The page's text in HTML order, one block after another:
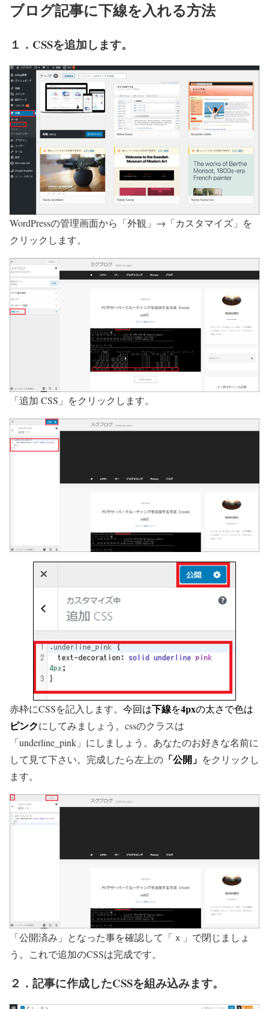
ブログ記事に下線を入れる方法
１．CSSを追加します。
WordPressの管理画面から「外観」→「カスタマイズ」を
クリックします。
「追加 CSS」をクリックします。
赤枠にCSSを記入します。 今回は下線を4pxの太さで色は
ピンクにしてみましょう。cssのクラスは
「underline_pink」にしましょう。あなたのお好きな名前に
して見て下さい。完成したら左上の 「公開」 をクリックし
ます。
「公開済み」となった事を確認して「ｘ」で閉じましょ
う。これで追加のCSSは完成です。
２．記事に作成したCSSを組み込みます。